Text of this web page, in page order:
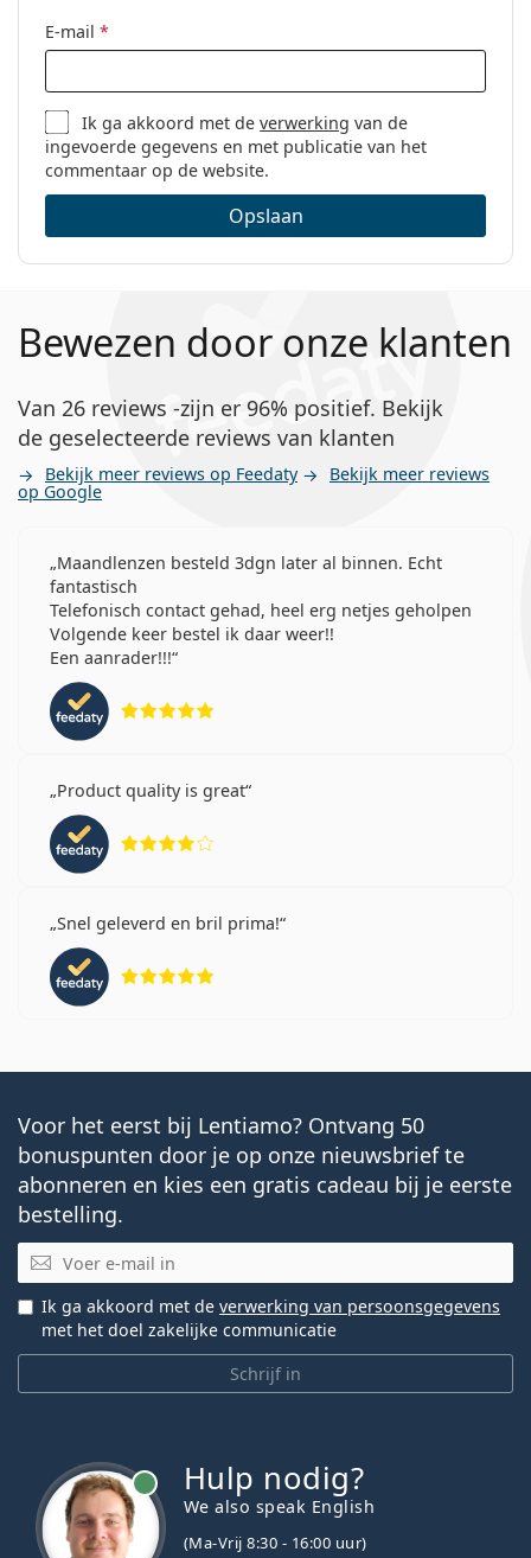
E-mail *
Ik ga akkoord met deverwerking van de
ingevoerde gegevens en met publicatie van het
commentaar op de website.
Opslaan
Bewezen door onze klanten
Van 26 reviews -zijn er 96% positief. Bekijk
de geselecteerde reviews van klanten
Bekijk meer reviews op Feedaty Bekijk meer reviews
op Google
Maandlenzen besteld 3dgn later al binnen. Echt
fantastisch
Telefonisch contact gehad, heel erg netjes geholpen
Volgende keer bestel ik daar weer!!
Een aanrader!!!
Product quality is great
Snel geleverd en bril prima!
Voor het eerst bij Lentiamo? Ontvang 50
bonuspunten door je op onze nieuwsbrief te
abonneren en kies een gratis cadeau bij je eerste
bestelling.
E-mail
Schrijf in
Ik ga akkoord met de verwerking van persoonsgegevens
met het doel zakelijke communicatie
Hulp nodig?
We also speak English
(Ma-Vrij 8:30 - 16:00 uur)